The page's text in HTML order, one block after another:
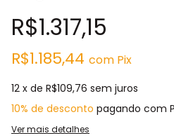
R$1.317,15
R$1.185,44 com Pix
12 x de R$109,76 sem juros
10% de desconto pagando com
Ver mais detalhes